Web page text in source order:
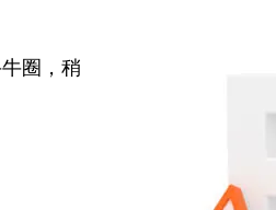
圈，稍